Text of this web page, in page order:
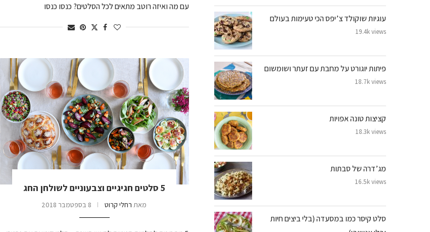
עם מה ואיזה רוטב מתאים לכל הסלטים? כנסו כנסו
5 סלטים חגיגיים וצבעוניים לשולחן החג
מאת רחלי קרוט 8 בספטמבר 2018
עוגיות שוקולד צ’יפס הכי טעימות בעולם
19.4k views
פיתות יוגורט על מחבת עם זעתר ושומשום
18.7k views
קציצות טונה אפויות
18.3k views
מג’דרה של סבתות
16.5k views
סלט קיסר כמו במסעדה (בלי ביצים חיות